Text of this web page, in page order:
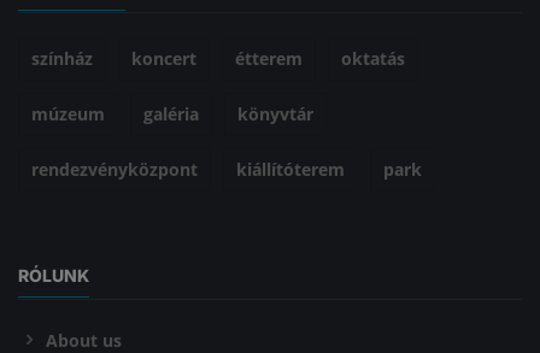
színház koncert étterem oktatás
múzeum galéria könyvtár
rendezvényközpont kiállítóterem park
RÓLUNK
About us